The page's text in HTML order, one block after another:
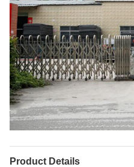
Product Details